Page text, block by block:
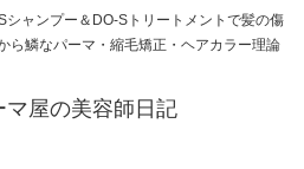
シャンプー＆DO-Sトリートメントで髪の傷
ら鱗なパーマ・縮毛矯正・ヘアカラー理論
マ屋の美容師日記